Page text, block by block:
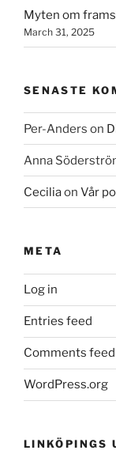
Myten om
March 31, 2025
SENASTE
Per-Anders on
Anna
Ceciliaon Vår
META
Log in
Entries feed
Comments feed
WordPress.org
LINKÖPINGS